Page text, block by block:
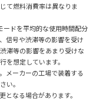
て燃料消費率は異なりま
ドを平均的な使用時間配分
信号や渋滞等の影響を受け
滞等の影響をあまり受けな
を想定しています。
メーカーの工場で装着する
い。
なる場合があります。